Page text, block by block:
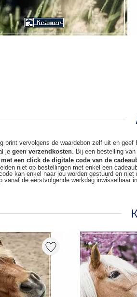
print vervolgens de waardebon zelf uit en geef
je geen verzendkosten. Bij een bestelling
een click de digitale code van de
niet op bestellingen met enkel een
kan enkel naar jou worden gestuurd en niet
vanaf de eerstvolgende werkdag inwisselbaar